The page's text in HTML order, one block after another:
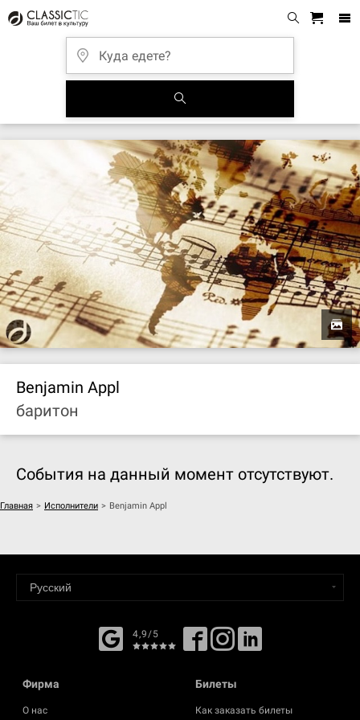
Benjamin Appl
баритон
События на данный момент отсутствуют.
Главная > Исполнители > Benjamin Appl
4,9/5
Фирма
О нас
Билеты
Как заказать билеты